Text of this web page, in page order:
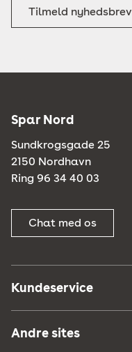
Tilmeld nyhedsbrev
Spar Nord
Sundkrogsgade 25
2150 Nordhavn
Ring 96 34 40 03
Chat med os
Kundeservice
Andre sites